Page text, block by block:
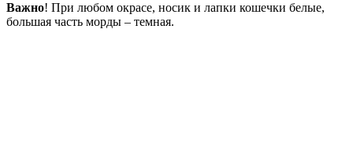
Важно! При любом окрасе, носик и лапки кошечки белые,
большая часть морды – темная.